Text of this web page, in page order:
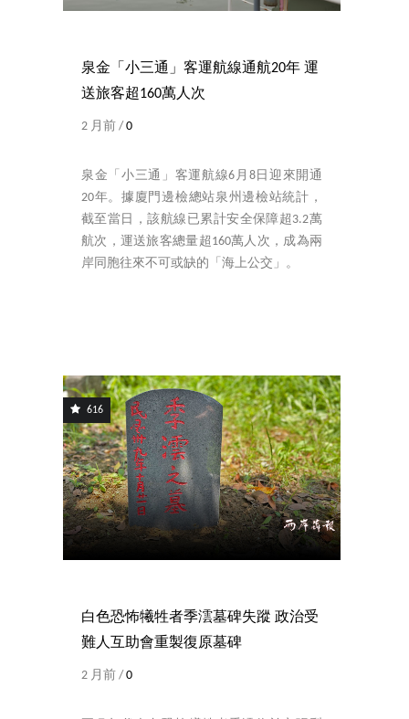
泉金「小三通」客運航線通航20年 運
送旅客超160萬人次
2 月前 /0
泉金「小三通」客運航線6月8日迎來開通
20年。據廈門邊檢總站泉州邊檢站統計，
截至當日，該航線已累計安全保障超3.2萬
航次，運送旅客總量超160萬人次，成為兩
岸同胞往來不可或缺的「海上公交」。
616
白色恐怖犧牲者季澐墓碑失蹤 政治受
難人互助會重製復原墓碑
2 月前 / 0